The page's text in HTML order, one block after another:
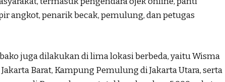
angkot, penarik becak, pemulung, dan petugas
juga dilakukan di lima lokasi berbeda, yaitu Wisma
Barat, Kampung Pemulung di Jakarta Utara, serta